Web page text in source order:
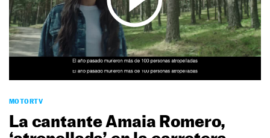
NEWSLETTER
SÍGUENOS
MOTORTV
La cantante Amaia Romero,